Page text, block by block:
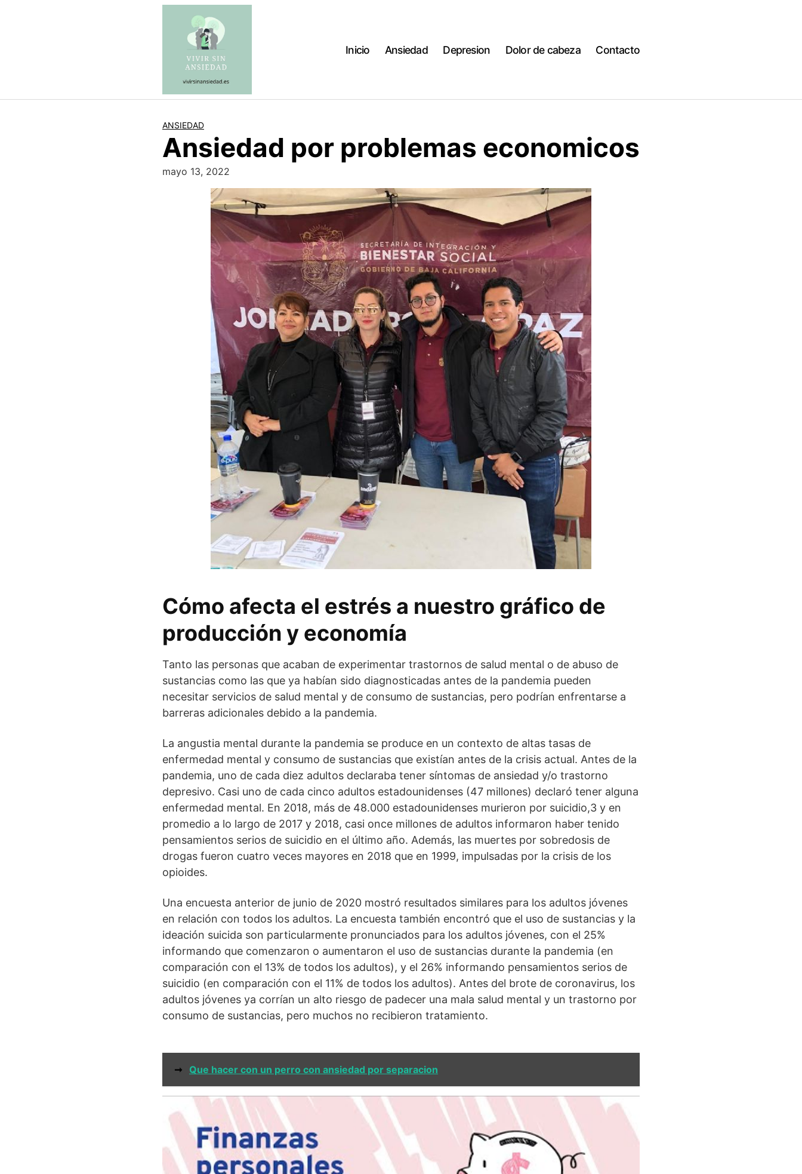
Inicio Ansiedad Depresion Dolor de cabeza Contacto
ANSIEDAD
Ansiedad por problemas economicos
mayo 13, 2022
Cómo afecta el estrés a nuestro gráfico de
producción y economía
Tanto las personas que acaban de experimentar trastornos de salud mental o de abuso de
sustancias como las que ya habían sido diagnosticadas antes de la pandemia pueden
necesitar servicios de salud mental y de consumo de sustancias, pero podrían enfrentarse a
barreras adicionales debido a la pandemia.
La angustia mental durante la pandemia se produce en un contexto de altas tasas de
enfermedad mental y consumo de sustancias que existían antes de la crisis actual. Antes de la
pandemia, uno de cada diez adultos declaraba tener síntomas de ansiedad y/o trastorno
depresivo. Casi uno de cada cinco adultos estadounidenses (47 millones) declaró tener alguna
enfermedad mental. En 2018, más de 48.000 estadounidenses murieron por suicidio,3 y en
promedio a lo largo de 2017 y 2018, casi once millones de adultos informaron haber tenido
pensamientos serios de suicidio en el último año. Además, las muertes por sobredosis de
drogas fueron cuatro veces mayores en 2018 que en 1999, impulsadas por la crisis de los
opioides.
Una encuesta anterior de junio de 2020 mostró resultados similares para los adultos jóvenes
en relación con todos los adultos. La encuesta también encontró que el uso de sustancias y la
ideación suicida son particularmente pronunciados para los adultos jóvenes, con el 25%
informando que comenzaron o aumentaron el uso de sustancias durante la pandemia (en
comparación con el 13% de todos los adultos), y el 26% informando pensamientos serios de
suicidio (en comparación con el 11% de todos los adultos). Antes del brote de coronavirus, los
adultos jóvenes ya corrían un alto riesgo de padecer una mala salud mental y un trastorno por
consumo de sustancias, pero muchos no recibieron tratamiento.
➞ Que hacer con un perro con ansiedad por separacion